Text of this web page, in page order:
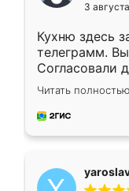
3
Кухню здесь
телеграмм.
Согласовали
недели кухня
довольны
мебель за
Читать полностью